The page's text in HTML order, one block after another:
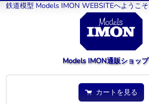
鉄道模型 Models IMON WEBSITEへようこそ
Models IMON通販ショップ
カートを見る